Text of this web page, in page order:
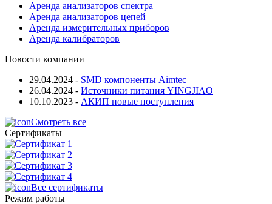
Аренда анализаторов спектра
Аренда анализаторов цепей
Аренда измерительных приборов
Аренда калибраторов
Новости компании
29.04.2024 - SMD компоненты Aimtec
26.04.2024 - Источники питания YINGJIAO
10.10.2023 - АКИП новые поступления
Смотреть все
Сертификаты
Все сертификаты
Режим работы